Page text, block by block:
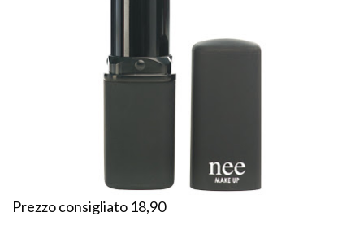
Prezzo consigliato 18,90